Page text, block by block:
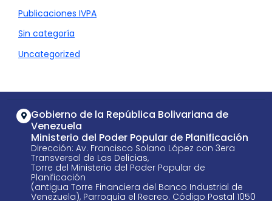
Publicaciones IVPA
Sin categoría
Uncategorized
Gobierno de la República Bolivariana de
Venezuela
Ministerio del Poder Popular de Planificación
Dirección: Av. Francisco Solano López con 3era
Transversal de Las Delicias,
Torre del Ministerio del Poder Popular de
Planificación
(antigua Torre Financiera del Banco Industrial de
Venezuela), Parroquia el Recreo. Código Postal 1050